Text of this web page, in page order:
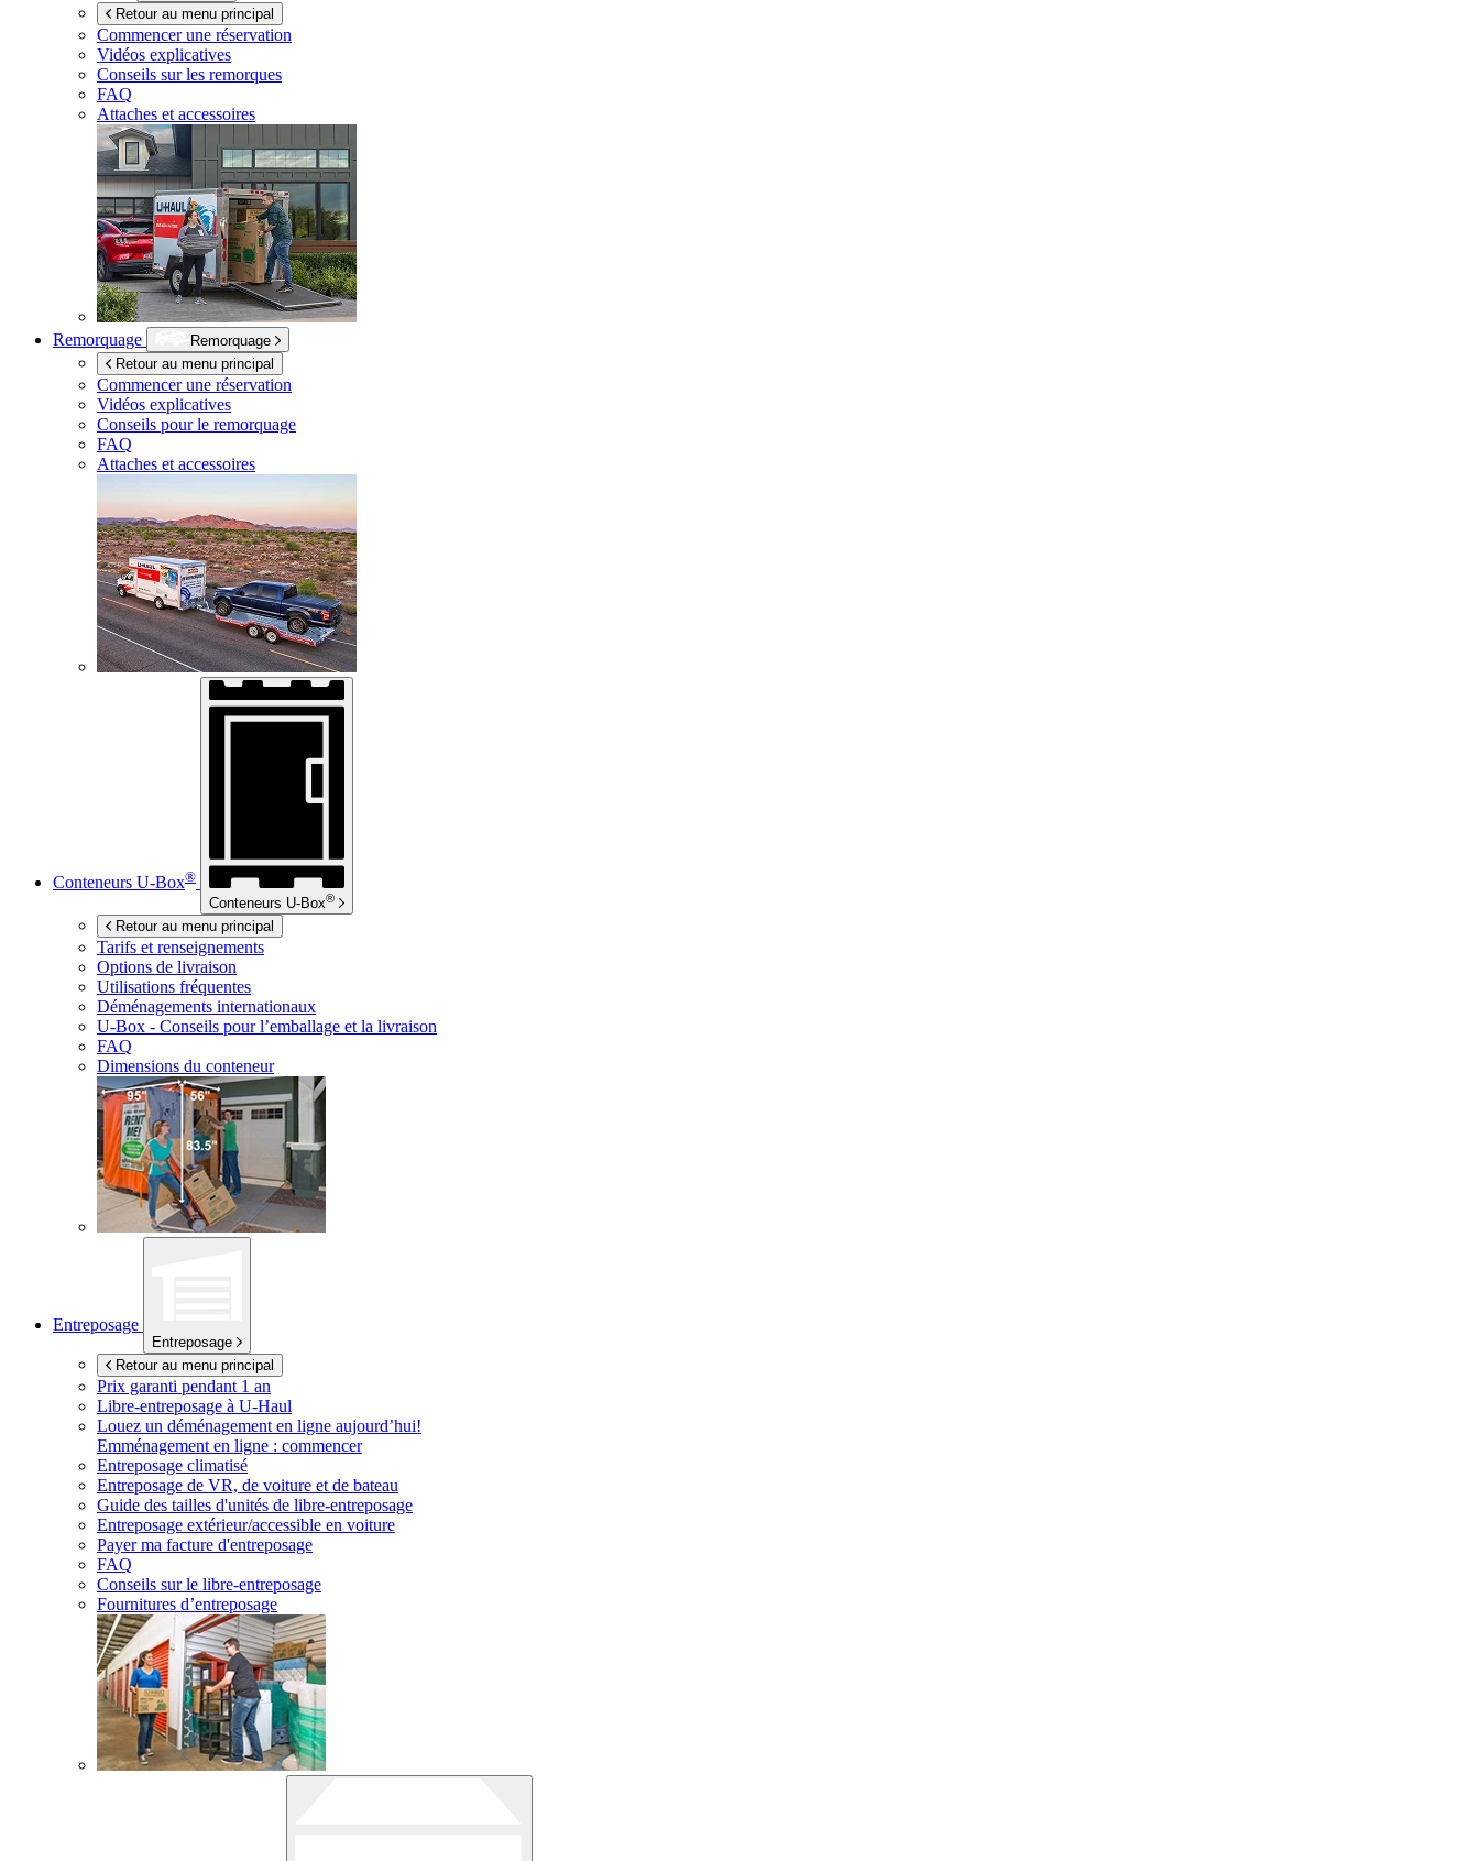
Retour au menu principal
Commencer une réservation
Vidéos explicatives
Conseils sur les remorques
FAQ
Attaches et accessoires
Remorquage
Remorquage
Retour au menu principal
Commencer une réservation
Vidéos explicatives
Conseils pour le remorquage
FAQ
Attaches et accessoires
Conteneurs U-Box®
Conteneurs U-Box®
Retour au menu principal
Tarifs et renseignements
Options de livraison
Utilisations fréquentes
Déménagements internationaux
U-Box - Conseils pour l’emballage et la livraison
FAQ
Dimensions du conteneur
Entreposage
Entreposage
Retour au menu principal
Prix garanti pendant 1 an
Libre-entreposage à U-Haul
Louez un déménagement en ligne aujourd’hui!
Emménagement en ligne : commencer
Entreposage climatisé
Entreposage de VR, de voiture et de bateau
Guide des tailles d'unités de libre-entreposage
Entreposage extérieur/accessible en voiture
Payer ma facture d'entreposage
FAQ
Conseils sur le libre-entreposage
Fournitures d’entreposage